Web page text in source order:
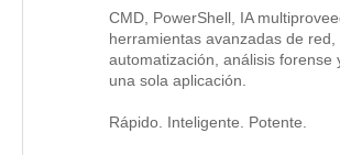
CMD, PowerShell, IA
herramientas avanzadas de red,
automatización, análisis forense
una sola aplicación.
Rápido. Inteligente. Potente.